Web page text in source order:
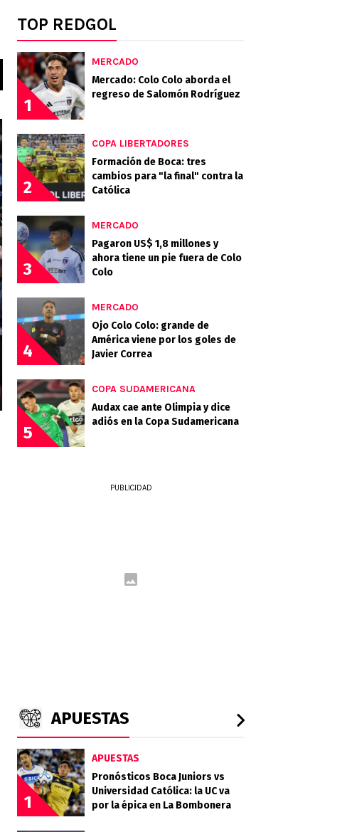
TOP REDGOL
1
MERCADO
Mercado: Colo Colo aborda el
regreso de Salomón Rodríguez
2
COPA LIBERTADORES
Formación de Boca: tres
cambios para "la final" contra la
Católica
3
MERCADO
Pagaron US$ 1,8 millones y
ahora tiene un pie fuera de Colo
Colo
4
MERCADO
Ojo Colo Colo: grande de
América viene por los goles de
Javier Correa
5
COPA SUDAMERICANA
Audax cae ante Olimpia y dice
adiós en la Copa Sudamericana
PUBLICIDAD
APUESTAS
1
APUESTAS
Pronósticos Boca Juniors vs
Universidad Católica: la UC va
por la épica en La Bombonera